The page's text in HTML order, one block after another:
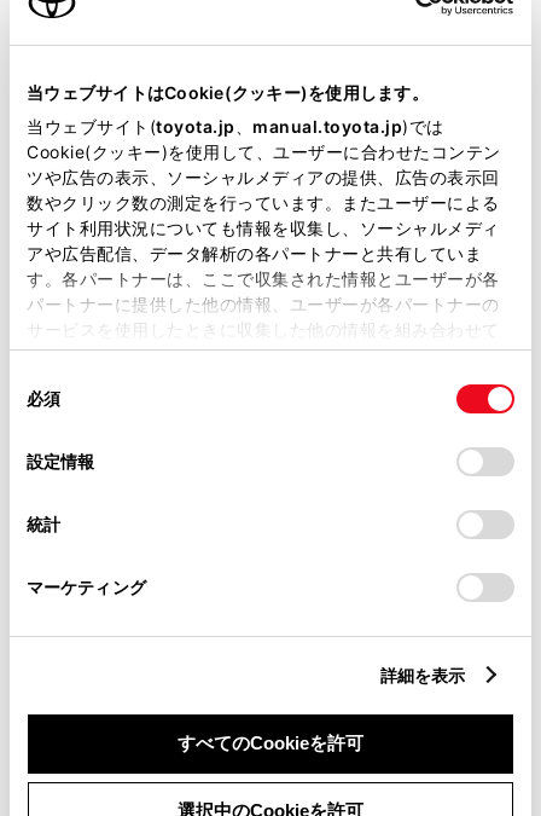
当ウェブサイトはCookie(クッキー)を使用します。
当ウェブサイト(toyota.jp manual.toyota.jp)では
Cookie(クッキー)を使用して、ユーザーに合わせたコンテン
ツや広告の表示、ソーシャルメディアの提供、広告の表示回
数やクリック数の測定を行っています。またユーザーによる
サイト利用状況についても情報を収集し、ソーシャルメディ
アや広告配信、データ解析の各パートナーと共有していま
す。各パートナーは、ここで収集された情報とユーザーが各
パートナーに提供した他の情報、ユーザーが各パートナーの
サービスを使用したときに収集した他の情報を組み合わせて
使用することがあります。当ウェブサイトの使用を続行する
デバイスにすべてのCookie(クッキー)が保存されることに同
意したことになります。Cookie(クッキー)のオプトアウト、
設定の変更、同意を撤回したりするにあたっては、当社の
「Cookie（クッキー）情報の取り扱いについて
」をご覧くだ
必須
設定情報
統計
マーケティング
詳細を表示
すべてのCookieを許可
選択中のCookieを許可
市区町村名
必須 丁目番地
建物名
必須 ご希望の連絡方法
Eメール
メールアドレス